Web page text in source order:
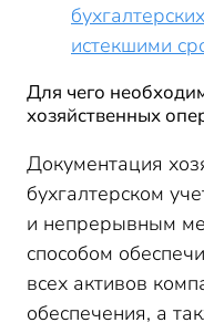
истекшими
Для чего
хозяйственных
Документация
бухгалтерском
и непрерывным
способом
всех активов
обеспечения, а